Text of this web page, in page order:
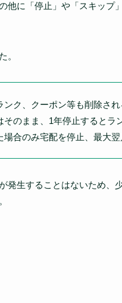
他に「停止」や「スキップ
。
ク、クーポン等も削除され
のまま、1年停止するとラ
合のみ宅配を停止、最大翌
発生することはないため、